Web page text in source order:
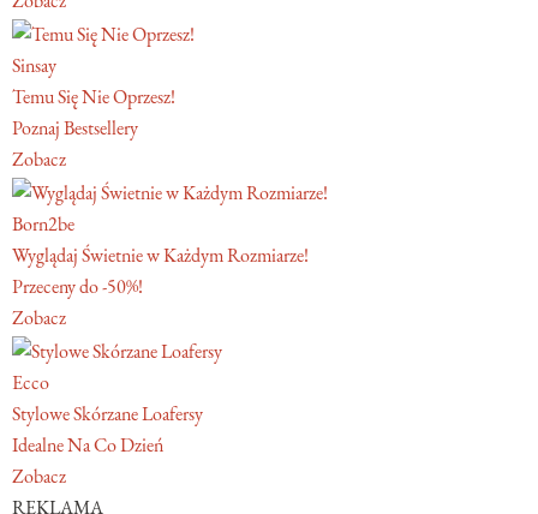
Sinsay
Temu Się Nie Oprzesz!
Poznaj Bestsellery
Zobacz
Born2be
Wyglądaj Świetnie w Każdym Rozmiarze!
Przeceny do -50%!
Zobacz
Ecco
Stylowe Skórzane Loafersy
Idealne Na Co Dzień
Zobacz
REKLAMA